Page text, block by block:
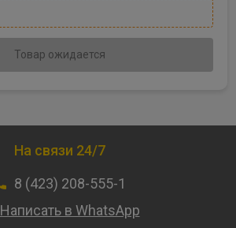
Товар ожидается
На связи 24/7
8 (423) 208-555-1
Написать в WhatsApp